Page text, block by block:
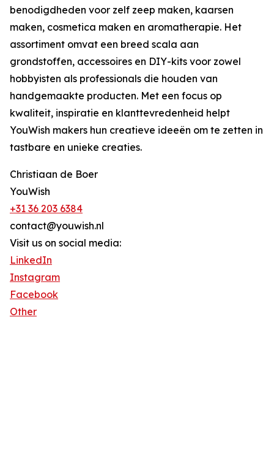
benodigdheden voor zelf zeep maken, kaarsen
maken, cosmetica maken en aromatherapie. Het
assortiment omvat een breed scala aan
grondstoffen, accessoires en DIY-kits voor zowel
hobbyisten als professionals die houden van
handgemaakte producten. Met een focus op
kwaliteit, inspiratie en klanttevredenheid helpt
YouWish makers hun creatieve ideeën om te zetten in
tastbare en unieke creaties.
Christiaan de Boer
YouWish
+31 36 203 6384
contact@youwish.nl
Visit us on social media:
LinkedIn
Instagram
Facebook
Other